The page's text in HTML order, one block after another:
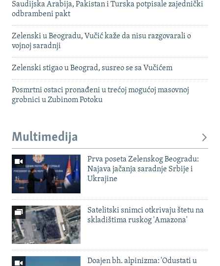
Saudijska Arabija, Pakistan i Turska potpisale zajednički
odbrambeni pakt
Zelenski u Beogradu, Vučić kaže da nisu razgovarali o
vojnoj saradnji
Zelenski stigao u Beograd, susreo se sa Vučićem
Posmrtni ostaci pronađeni u trećoj mogućoj masovnoj
grobnici u Zubinom Potoku
Multimedija
Prva poseta Zelenskog Beogradu:
Najava jačanja saradnje Srbije i
Ukrajine
Satelitski snimci otkrivaju štetu na
skladištima ruskog 'Amazona'
Doajen bh. alpinizma: 'Odustati u